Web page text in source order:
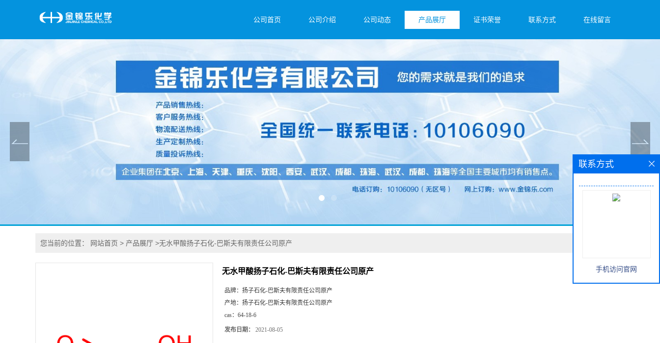
公司首页 公司介绍 公司动态 产品展厅 证书荣誉 联系方式 在线留言
您当前的位置： 网站首页 > 产品展厅 >无水甲酸扬子石化-巴斯夫有限责任公司原产
无水甲酸扬子石化-巴斯夫有限责任公司原产
品牌： 扬子石化-巴斯夫有限责任公司原产
产地： 扬子石化-巴斯夫有限责任公司原产
cas： 64-18-6
发布日期： 2021-08-05
联系方式
手机访问官网